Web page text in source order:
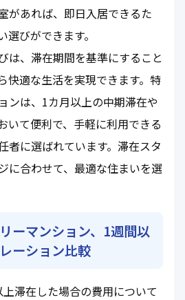
があれば、即日入居できるた
びができます。
は、滞在期間を基準にすること
快適な生活を実現できます。特
ンは、1カ月以上の中期滞在や
いて便利で、手軽に利用できる
者に選ばれています。滞在スタ
に合わせて、最適な住まいを選
ーマンション、1週間以
ーション比較
滞在した場合の費用について